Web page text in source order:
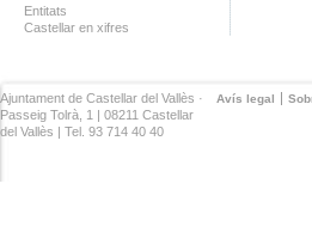
Entitats
Castellar en xifres
Avís legal
Ajuntament de Castellar del Vallès ·
Passeig Tolrà, 1 | 08211 Castellar
del Vallès | Tel. 93 714 40 40